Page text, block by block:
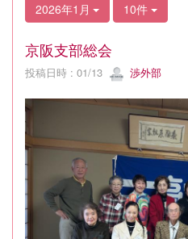
2026年1月 10件
京阪支部総会
投稿日時 : 01/13 渉外部